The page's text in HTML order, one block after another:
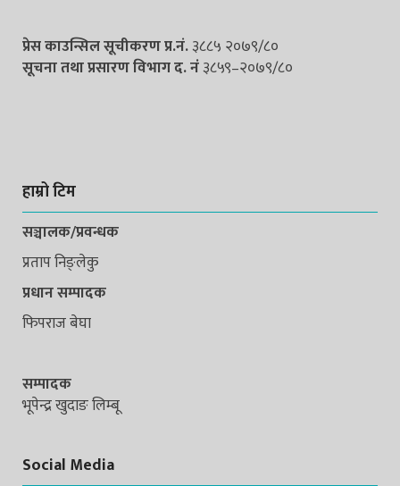
प्रेस काउन्सिल सूचीकरण प्र.नं.३८८५ २०७९/८०
सूचना तथा प्रसारण विभाग द. नंं३८५९–२०७९/८०
हाम्रो टिम
सञ्चालक/प्रवन्धक
प्रताप निङ्लेकु
प्रधान सम्पादक
फिपराज बेघा
सम्पादक
भूपेन्द्र खुदाङ लिम्बू
Social Media